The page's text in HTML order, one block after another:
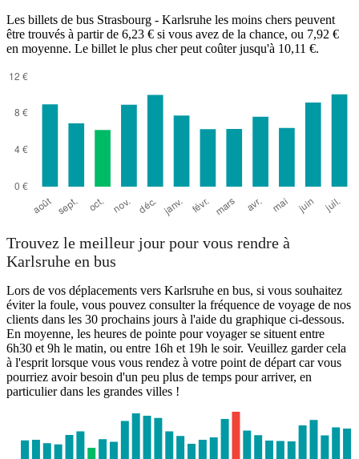
Les billets de bus Strasbourg - Karlsruhe les moins chers peuvent
être trouvés à partir de 6,23 € si vous avez de la chance, ou 7,92 €
en moyenne. Le billet le plus cher peut coûter jusqu'à 10,11 €.
Trouvez le meilleur jour pour vous rendre à
Karlsruhe en bus
Lors de vos déplacements vers Karlsruhe en bus, si vous souhaitez
éviter la foule, vous pouvez consulter la fréquence de voyage de nos
clients dans les 30 prochains jours à l'aide du graphique ci-dessous.
En moyenne, les heures de pointe pour voyager se situent entre
6h30 et 9h le matin, ou entre 16h et 19h le soir. Veuillez garder cela
à l'esprit lorsque vous vous rendez à votre point de départ car vous
pourriez avoir besoin d'un peu plus de temps pour arriver, en
particulier dans les grandes villes !